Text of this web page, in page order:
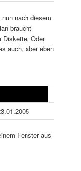
nach diesem
braucht
Diskette. Oder
auch, aber eben
Fenster aus